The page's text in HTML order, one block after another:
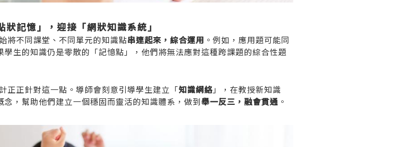
記憶」，迎接「網狀知識系統」
將不同課堂、不同單元的知識點串連起來，綜合運用 。例如，應用題可能同
生的知識仍是零散的「記憶點」，他們將無法應對這種跨課題的綜合性題
正正針對這一點。導師會刻意引導學生建立「知識網絡」，在教授新知識
，幫助他們建立一個穩固而靈活的知識體系，做到舉一反三，融會貫通 。